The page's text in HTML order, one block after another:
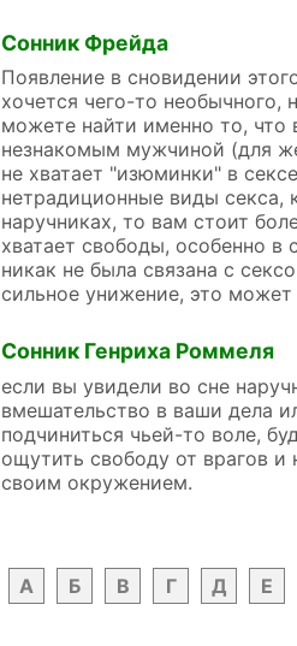
Сонник Фрейда
Появление в сновидении
хочется чего-то необычного,
можете найти именно то,
незнакомым мужчиной (для
не хватает "изюминки" в
нетрадиционные виды
наручниках, то вам стоит
хватает свободы, особенно
никак не была связана с
сильное унижение, это может
Сонник Генриха Роммеля
если вы увидели во сне
вмешательство в ваши дела
подчиниться чьей-то воле,
ощутить свободу от врагов и
своим окружением.
А
Б В Г Д Е